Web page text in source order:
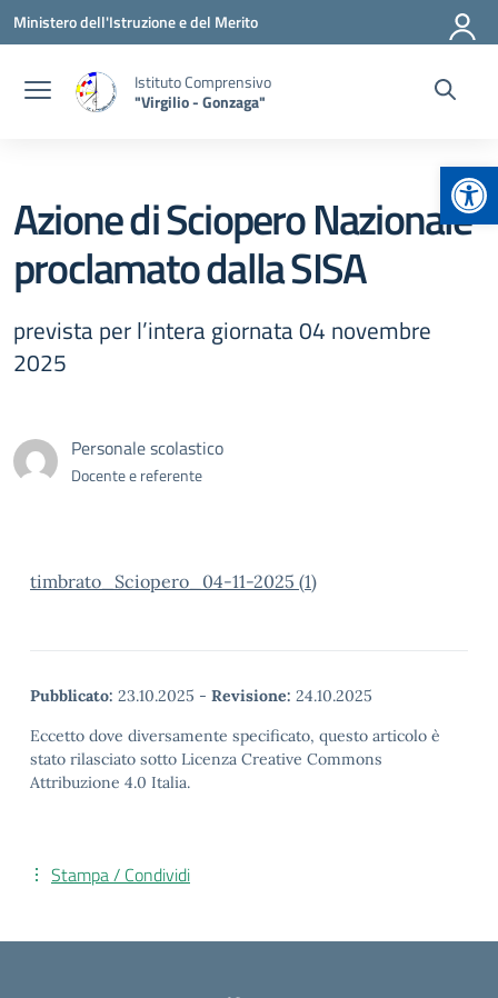
Vai ai contenuti
Vai al menu di navigazione
Vai al footer
Ministero dell'Istruzione e del Merito
Istituto Comprensivo
"Virgilio - Gonzaga"
Azione di Sciopero Nazionale
proclamato dalla SISA
prevista per l’intera giornata 04 novembre
2025
Personale scolastico
Docente e referente
timbrato_Sciopero_04-11-2025 (1)
Pubblicato: 23.10.2025 - Revisione: 24.10.2025
Eccetto dove diversamente specificato, questo articolo è
stato rilasciato sotto Licenza Creative Commons
Attribuzione 4.0 Italia.
Stampa / Condividi